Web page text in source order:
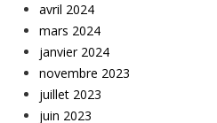
avril 2024
mars 2024
janvier 2024
novembre 2023
juillet 2023
juin 2023